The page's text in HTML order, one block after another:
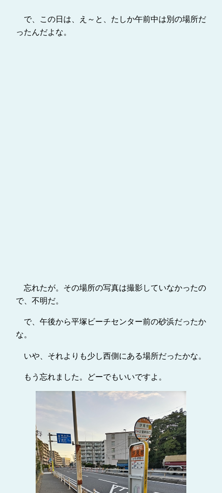
で、この日は、え～と、たしか午前中は別の場所だ
ったんだよな。
忘れたが。その場所の写真は撮影していなかったの
で、不明だ。
で、午後から平塚ビーチセンター前の砂浜だったか
な。
いや、それよりも少し西側にある場所だったかな。
もう忘れました。どーでもいいですよ。